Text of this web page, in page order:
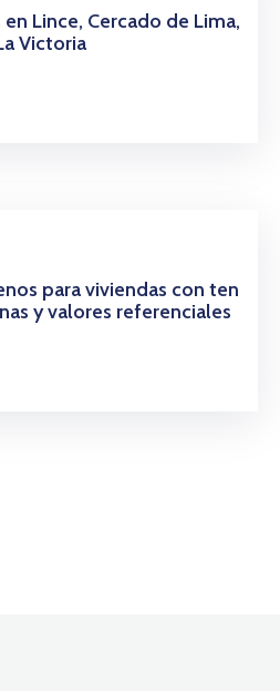
Lince, Cercado de Lima,
Victoria
para viviendas con ten
y valores referenciales